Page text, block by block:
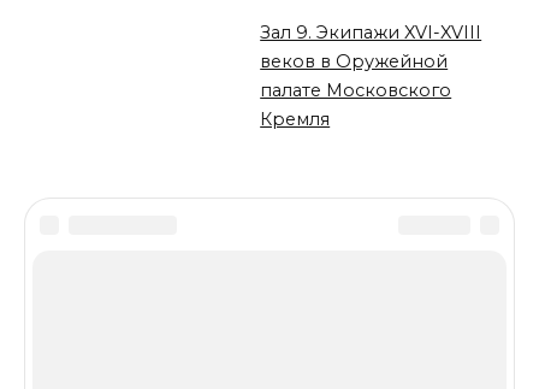
Зал 9. Экипажи XVI-XVIII
веков в Оружейной
палате Московского
Кремля